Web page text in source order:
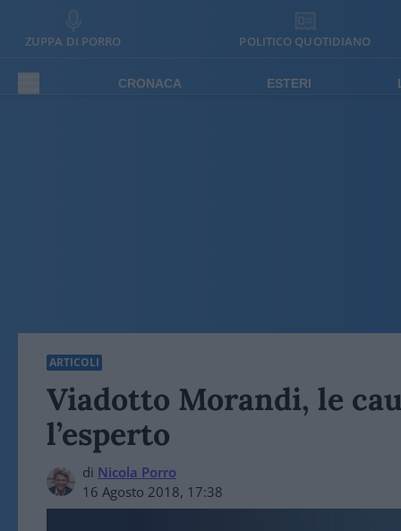
ZUPPA DI PORRO POLITICO QUOTIDIANO
CRONACA ESTERI
ARTICOLI
Viadotto Morandi, le
l’esperto
di Nicola Porro
16 Agosto 2018, 17:38